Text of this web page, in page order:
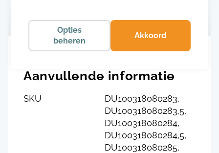
Aanvullende informatie
SKU
DU100318080283,
DU100318080283,5,
DU100318080284,
DU100318080284,5,
DU100318080285,
Opties
beheren
Akkoord